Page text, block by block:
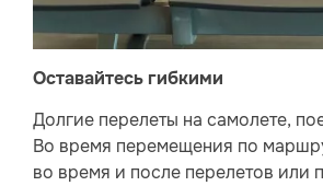
Оставайтесь гибкими
Долгие перелеты на самолете,
Во время перемещения по
во время и после перелетов или